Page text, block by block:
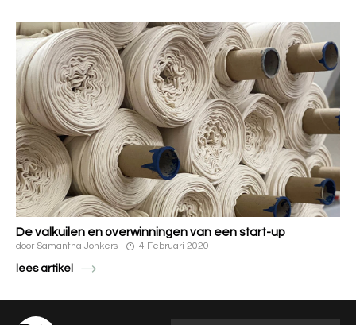
De valkuilen en overwinningen van een start-up
door Samantha Jonkers 4 Februari 2020
lees artikel